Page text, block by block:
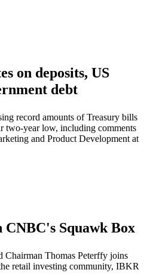
on deposits, US
debt
record amounts of Treasury bills
two-year low, including comments
and Product Development at
Squawk Box
Chairman Thomas Peterffy joins
retail investing community, IBKR